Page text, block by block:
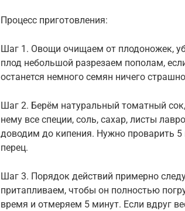
Процесс приготовления:
Шаг 1. Овощи очищаем от плодоножек,
плод небольшой разрезаем пополам,
останется немного семян ничего
Шаг 2. Берём натуральный томатный
нему все специи, соль, сахар, листы
доводим до кипения. Нужно проварить
перец.
Шаг 3. Порядок действий примерно
притапливаем, чтобы он полностью
время и отмеряем 5 минут. Если вдруг